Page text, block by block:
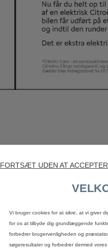
FORTSÆT UDEN AT
Vi bruger cookies for at sikre, at vi giver
for os at tilbyde dig grundlæggende
forbedrer brugervenligheden og
søgeresultater og forbedrer dermed